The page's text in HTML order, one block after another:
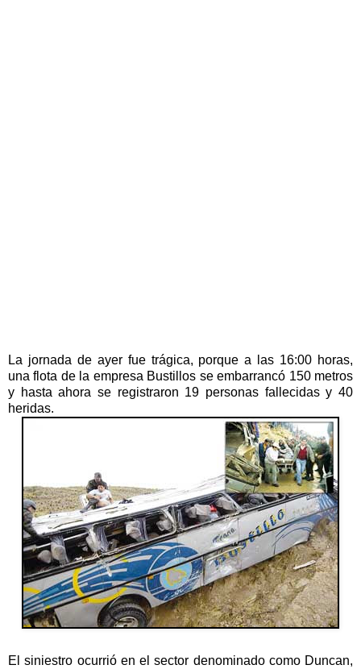
La jornada de ayer fue trágica, porque a las 16:00 horas,
una flota de la empresa Bustillos se embarrancó 150 metros
y hasta ahora se registraron 19 personas fallecidas y 40
heridas.
El siniestro ocurrió en el sector denominado como Duncan,